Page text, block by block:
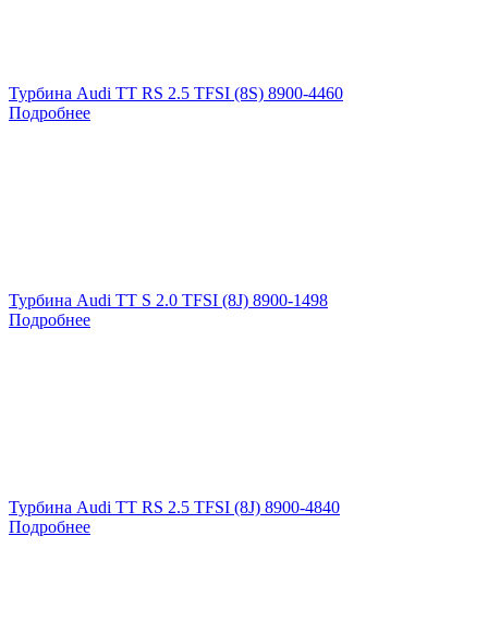
Турбина Audi TT RS 2.5 TFSI (8S) 8900-4460
Подробнее
Турбина Audi TT S 2.0 TFSI (8J) 8900-1498
Подробнее
Турбина Audi TT RS 2.5 TFSI (8J) 8900-4840
Подробнее